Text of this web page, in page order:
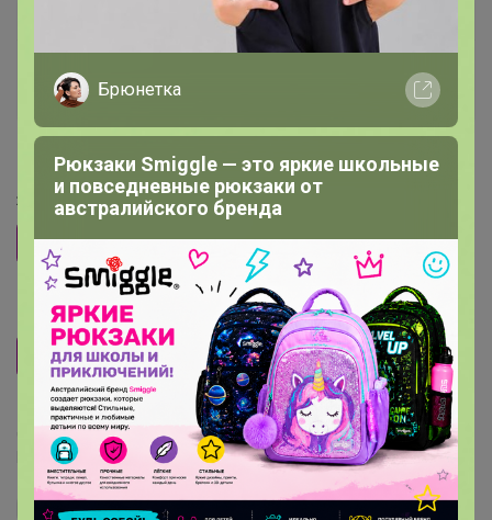
Орг. 1 047,2р
счет
После 23 августа 2026 г.
Размер
2 участника считают, что размер — соответствует
48 50 52 54 56 58
Рост
174-184
Делая заказ, Вы подтверждаете что ознакомлены с
регламентом выкупаи соглашаетесь сдоговором оферты.
Брюнетка
Рюкзаки Smiggle — это яркие школьные
и повседневные рюкзаки от
австралийского бренда